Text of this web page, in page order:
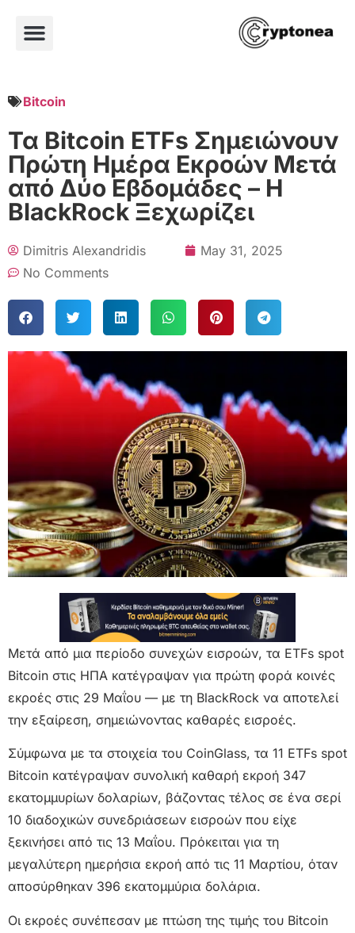
Bitcoin
Τα Bitcoin ETFs Σημειώνουν
Πρώτη Ημέρα Εκροών Μετά
από Δύο Εβδομάδες – Η
BlackRock Ξεχωρίζει
Dimitris Alexandridis
May 31, 2025
No Comments
Μετά από μια περίοδο συνεχών εισροών, τα ETFs spot
Bitcoin στις ΗΠΑ κατέγραψαν για πρώτη φορά κοινές
εκροές στις 29 Μαΐου — με τη BlackRock να αποτελεί
την εξαίρεση, σημειώνοντας καθαρές εισροές.
Σύμφωνα με τα στοιχεία του CoinGlass, τα 11 ETFs spot
Bitcoin κατέγραψαν συνολική καθαρή εκροή 347
εκατομμυρίων δολαρίων, βάζοντας τέλος σε ένα σερί
10 διαδοχικών συνεδριάσεων εισροών που είχε
ξεκινήσει από τις 13 Μαΐου. Πρόκειται για τη
μεγαλύτερη ημερήσια εκροή από τις 11 Μαρτίου, όταν
αποσύρθηκαν 396 εκατομμύρια δολάρια.
Οι εκροές συνέπεσαν με πτώση της τιμής του Bitcoin